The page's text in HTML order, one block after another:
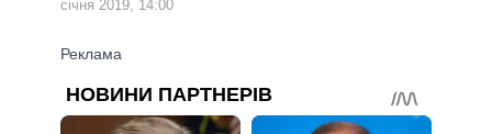
січня 2019, 14:00